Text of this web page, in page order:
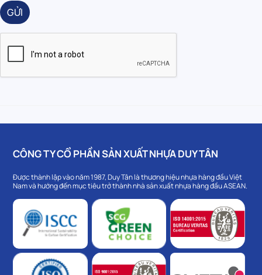
GỬI
CÔNG TY CỔ PHẦN SẢN XUẤT NHỰA DUY TÂN
Được thành lập vào năm 1987, Duy Tân là thương hiệu nhựa hàng đầu Việt
Nam và hướng đến mục tiêu trở thành nhà sản xuất nhựa hàng đầu ASEAN.